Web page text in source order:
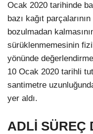
Ocak 2020 tarihinde
bazı kağıt
bozulmadan
sürüklenmemesinin
yönünde
10 Ocak 2020 tarihli
santimetre
yer aldı.
ADLİ SÜREÇ